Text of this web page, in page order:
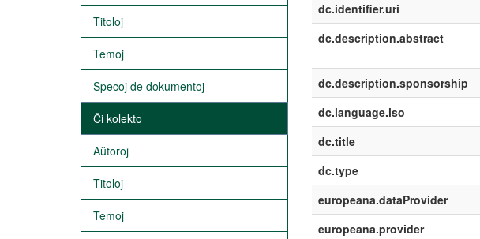
Titoloj
Temoj
Specoj de dokumentoj
Ĉi kolekto
Aŭtoroj
Titoloj
Temoj
dc.identifier.uri
dc.description.abstract
dc.description.sponsorship
dc.language.iso
dc.title
dc.type
europeana.dataProvider
europeana.provider